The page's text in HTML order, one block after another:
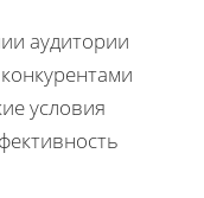
аудитории
условия